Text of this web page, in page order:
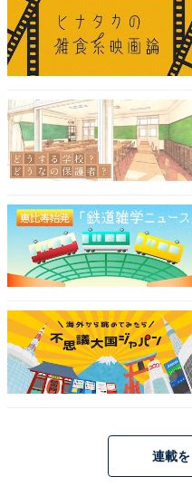
・海賊旗（麦わらの一味）
・船首（サニー号）
・麦わら帽子
連載